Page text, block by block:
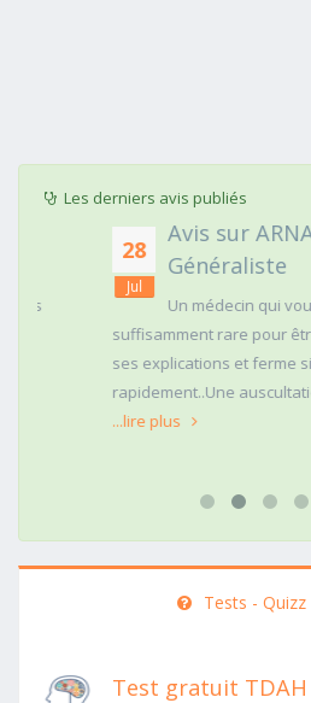
Les derniers avis publiés
Avis sur ARNAUD
Généraliste
Un médecin qui vous
suffisamment rare pour être
ses explications et ferme si une
rapidement..Une auscultation
...lire plus
Tests -
Test gratuit TDAH